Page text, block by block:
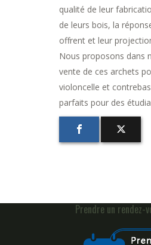
qualité de leur
de leurs bois, la
offrent et leur
Nous proposons dans
vente de ces archets
violoncelle et
parfaits pour des
Prendre un rendez-